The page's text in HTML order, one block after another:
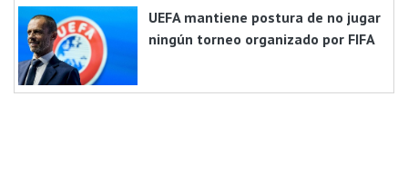
UEFA mantiene postura de no jugar
ningún torneo organizado por FIFA